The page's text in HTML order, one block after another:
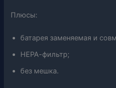
Плюсы:
батарея заменяемая и
НЕРА-фильтр;
без мешка.